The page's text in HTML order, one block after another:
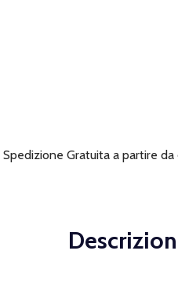
Spedizione Gratuita a partire